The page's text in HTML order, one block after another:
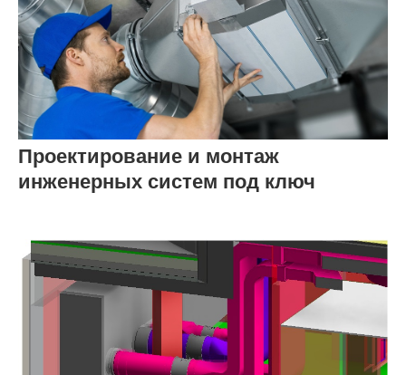
Проектирование и монтаж
инженерных систем под ключ